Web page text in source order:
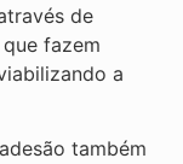
de
fazem
a
também